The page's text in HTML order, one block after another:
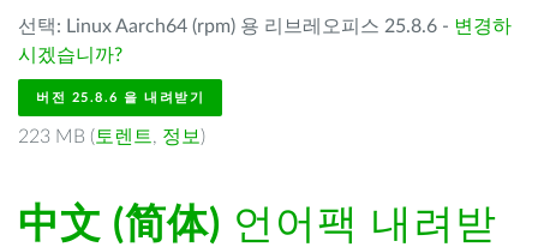
선택: Linux Aarch64 (rpm) 용 리브레오피스 25.8.6 - 변경하
시겠습니까?
버전 25.8.6 을 내려받기
223 MB ( 토렌트, 정보 )
中文 (简体) 언어팩 내려받